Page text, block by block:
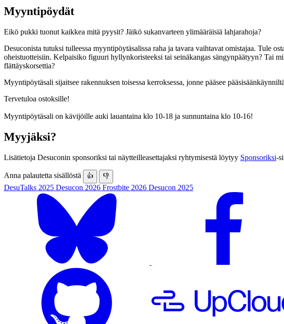
Myyntipöydät
Eikö pukki tuonut kaikkea mitä pyysit? Jäikö sukanvarteen ylimääräisiä lahjarahoja?
Desuconista tutuksi tulleessa myyntipöytäsalissa raha ja tavara vaihtavat omistajaa. Tule
oheistuotteisiin. Kelpaisiko figuuri hyllynkoristeeksi tai seinäkangas sängynpäätyyn? Tai
flättäyskorsettia?
Myyntipöytäsali sijaitsee rakennuksen toisessa kerroksessa, jonne pääsee
Tervetuloa ostoksille!
Myyntipöytäsali on kävijöille auki lauantaina klo 10-18 ja sunnuntaina klo 10-16!
Myyjäksi?
Lisätietoja Desuconin sponsoriksi tai näytteilleasettajaksi ryhtymisestä löytyy Sponsoriksi-
Anna palautetta sisällöstä 👍 👎
DesuTalks 2025 Desucon 2026 Frostbite 2026 Desucon 2025